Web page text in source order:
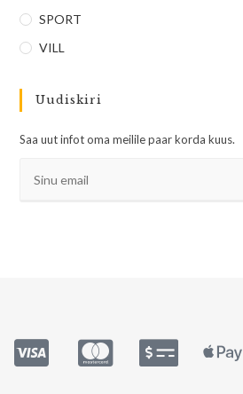
SPORT
VILL
Uudiskiri
Saa uut infot oma meilile paar korda kuus.